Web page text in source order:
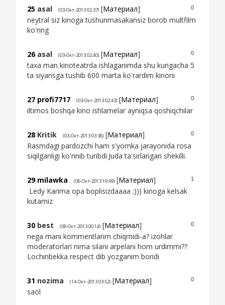
0
25 asal (03-Окт-2013 02:37) [Материал]
neytral siz kinoga tushunmasakansiz borob multfilm
ko'ring
0
26 asal (03-Окт-2013 02:40) [Материал]
taxa man kinoteatrda ishlaganimda shu kungacha 5
ta siyansga tushib 600 marta ko'rardim kinoni
0
27 profi7717 (03-Окт-2013 02:43) [Материал]
iltimos boshqa kino ishlamelar ayniqsa qoshiqchilar
0
28 Kritik (03-Окт-2013 03:38) [Материал]
Rasmdagi pardozchi ham s'yomka jarayonida rosa
siqilganligi ko'rinib turibdi.Juda ta'sirlangan shekilli.
1
29 milawka (06-Окт-2013 19:49) [Материал]
Ledy Karima opa boplisizdaaaa ;))) kinoga kelsak
kutamiz
0
30 best (08-Окт-2013 00:14) [Материал]
nega mani kommentlarim chiqmidi-a? izohlar
moderatorlari nima silani arpelani hom urdimmi??
Lochinbekka respect dib yozganim boridi
0
31 nozima (14-Окт-2013 03:52) [Материал]
saol